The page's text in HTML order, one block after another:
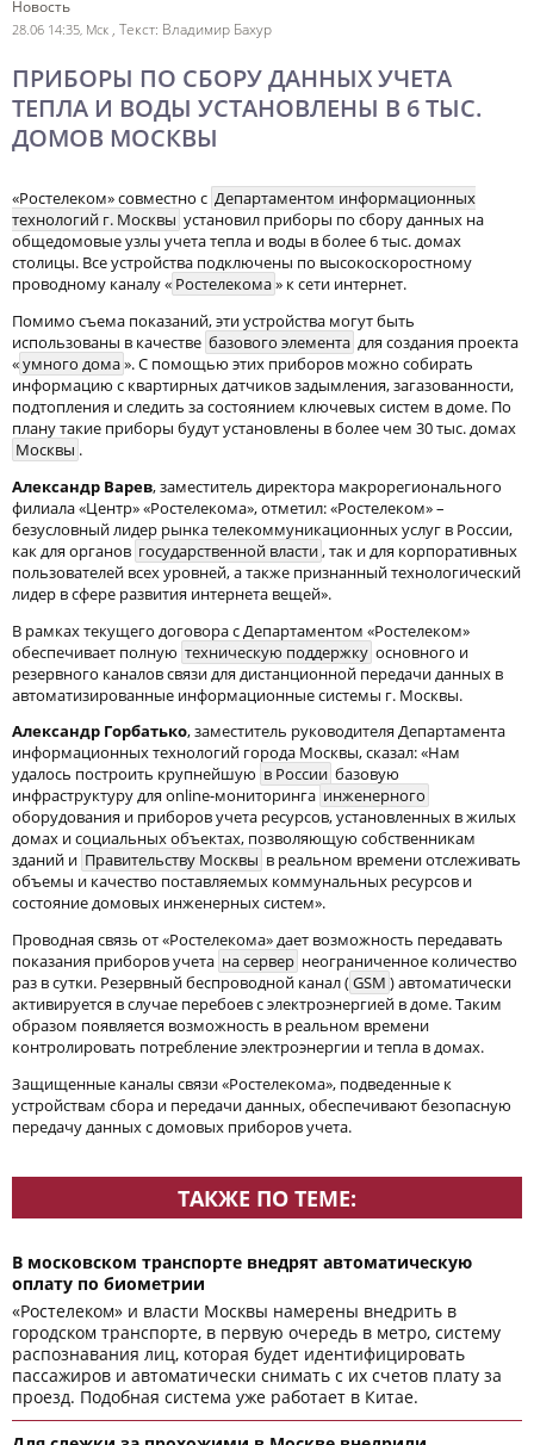
Новость
28.06 14:35, Мск , Текст: Владимир Бахур
ПРИБОРЫ ПО СБОРУ ДАННЫХ УЧЕТА
ТЕПЛА И ВОДЫ УСТАНОВЛЕНЫ В 6 ТЫС.
ДОМОВ МОСКВЫ
«Ростелеком» совместно с Департаментом информационных
технологий г. Москвы установил приборы по сбору данных на
общедомовые узлы учета тепла и воды в более 6 тыс. домах
столицы. Все устройства подключены по высокоскоростному
проводному каналу « Ростелекома» к сети интернет.
Помимо съема показаний, эти устройства могут быть
использованы в качестве базового элемента для создания проекта
«умного дома». С помощью этих приборов можно собирать
информацию с квартирных датчиков задымления, загазованности,
подтопления и следить за состоянием ключевых систем в доме. По
плану такие приборы будут установлены в более чем 30 тыс. домах
Москвы .
Александр Варев, заместитель директора макрорегионального
филиала «Центр» «Ростелекома», отметил: «Ростелеком» –
безусловный лидер рынка телекоммуникационных услуг в России,
как для органов государственной власти, так и для корпоративных
пользователей всех уровней, а также признанный технологический
лидер в сфере развития интернета вещей».
В рамках текущего договора с Департаментом «Ростелеком»
обеспечивает полную техническую поддержку основного и
резервного каналов связи для дистанционной передачи данных в
автоматизированные информационные системы г. Москвы.
Александр Горбатько, заместитель руководителя Департамента
информационных технологий города Москвы, сказал: «Нам
удалось построить крупнейшую в России базовую
инфраструктуру для online-мониторинга инженерного
оборудования и приборов учета ресурсов, установленных в жилых
домах и социальных объектах, позволяющую собственникам
зданий и Правительству Москвы в реальном времени отслеживать
объемы и качество поставляемых коммунальных ресурсов и
состояние домовых инженерных систем».
Проводная связь от «Ростелекома» дает возможность передавать
показания приборов учета на сервер неограниченное количество
раз в сутки. Резервный беспроводной канал (GSM ) автоматически
активируется в случае перебоев с электроэнергией в доме. Таким
образом появляется возможность в реальном времени
контролировать потребление электроэнергии и тепла в домах.
Защищенные каналы связи «Ростелекома», подведенные к
устройствам сбора и передачи данных, обеспечивают безопасную
передачу данных с домовых приборов учета.
ТАКЖЕ ПО ТЕМЕ:
В московском транспорте внедрят автоматическую
оплату по биометрии
«Ростелеком» и власти Москвы намерены внедрить в
городском транспорте, в первую очередь в метро, систему
распознавания лиц, которая будет идентифицировать
пассажиров и автоматически снимать с их счетов плату за
проезд. Подобная система уже работает в Китае.